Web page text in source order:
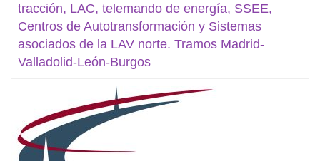
tracción, LAC, telemando de energía, SSEE,
Centros de Autotransformación y Sistemas
asociados de la LAV norte. Tramos Madrid-
Valladolid-León-Burgos